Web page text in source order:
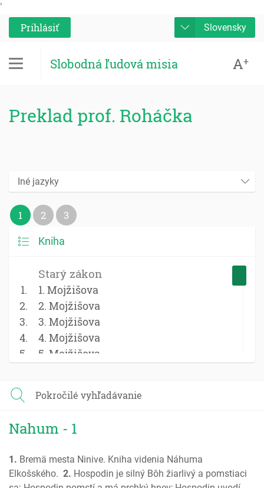
'
Prihlásiť
Slovensky
Slobodná ľudová misia A+
Preklad prof. Roháčka
Iné jazyky
1 2 3
Kniha
Starý zákon
1. Mojžišova
2. Mojžišova
3. Mojžišova
4. Mojžišova
5. Mojžišova
Rút
2 Samuel
2 Kniha kráľov
1 Kroník; Paralipomenon
Pokročilé vyhľadávanie
Nahum - 1
1. Bremä mesta Ninive. Kniha videnia Náhuma
Elkošského. 2. Hospodin je silný Bôh žiarlivý a pomstiaci